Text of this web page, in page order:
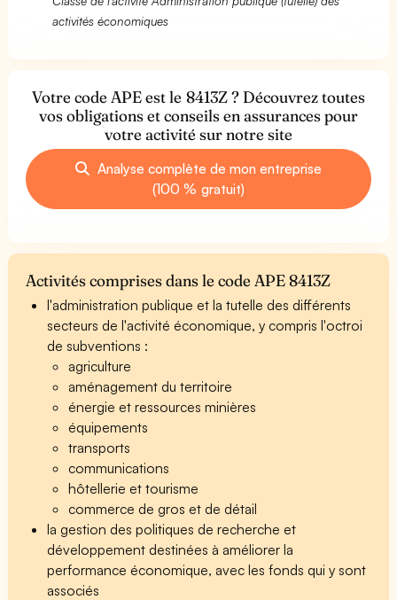
activités économiques
Votre code APE est le 8413Z ? Découvrez toutes
vos obligations et conseils en assurances pour
votre activité sur notre site
Analyse complète de mon entreprise
(100 % gratuit)
Activités comprises dans le code APE 8413Z
l'administration publique et la tutelle des différents
secteurs de l'activité économique, y compris l'octroi
de subventions :
agriculture
aménagement du territoire
énergie et ressources minières
équipements
transports
communications
hôtellerie et tourisme
commerce de gros et de détail
la gestion des politiques de recherche et
développement destinées à améliorer la
performance économique, avec les fonds qui y sont
associés